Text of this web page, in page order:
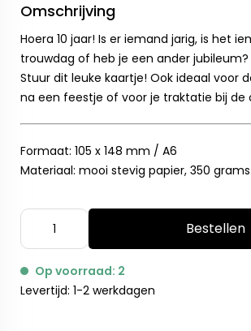
Omschrijving
Hoera 10 jaar! Is er iemand jarig, is het
trouwdag of heb je een ander jubileum?
Stuur dit leuke kaartje! Ook ideaal voor
na een feestje of voor je traktatie bij de
Formaat: 105 x 148 mm / A6
Materiaal: mooi stevig papier, 350 grams
Bestellen
Op voorraad: 2
Levertijd: 1-2 werkdagen